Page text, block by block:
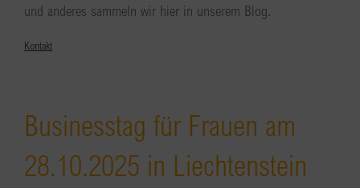
und anderes sammeln wir hier in unserem Blog.
Kontakt
Businesstag für Frauen am
28.10.2025 in Liechtenstein